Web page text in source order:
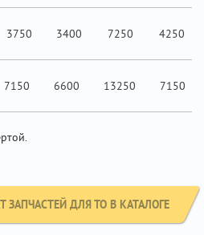
3750 3400 7250 4250
7150 6600 13250 7150
ДЛЯ ТО В КАТАЛОГЕ